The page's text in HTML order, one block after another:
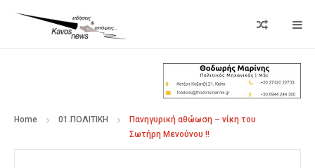
Home 01.ΠΟΛΙΤΙΚΗ
Πανηγυρική αθώωση – νίκη του
Σωτήρη Μενούνου !!